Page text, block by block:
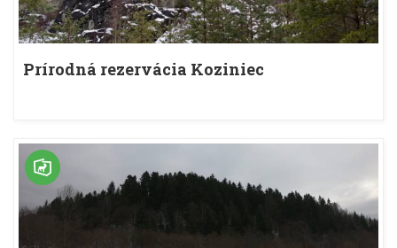
Prírodná rezervácia Koziniec